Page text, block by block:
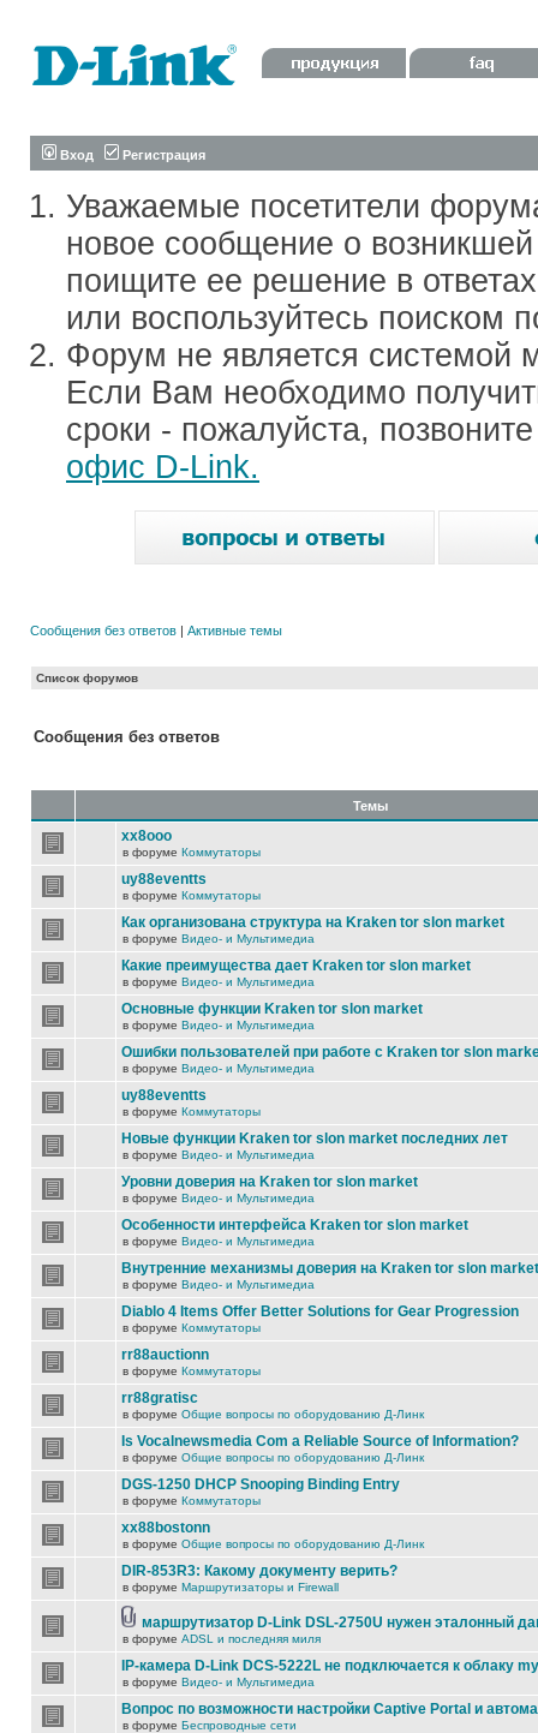
Вход Регистрация
Уважаемые посетители
новое сообщение о
поищите ее решение в
или воспользуйтесь поиском
Форум не является системой
Если Вам необходимо
сроки - пожалуйста,
офис D-Link.
Сообщения без ответов | Активные темы
Список форумов
Сообщения без ответов
Темы
xx8ooo
в форуме Коммутаторы
uy88eventts
в форуме Коммутаторы
Как организована структура на Kraken tor slon market
в форуме Видео- и Мультимедиа
Какие преимущества дает Kraken tor slon market
в форуме Видео- и Мультимедиа
Основные функции Kraken tor slon market
в форуме Видео- и Мультимедиа
Ошибки пользователей при работе с Kraken tor slon
в форуме Видео- и Мультимедиа
uy88eventts
в форуме Коммутаторы
Новые функции Kraken tor slon market последних лет
в форуме Видео- и Мультимедиа
Уровни доверия на Kraken tor slon market
в форуме Видео- и Мультимедиа
Особенности интерфейса Kraken tor slon market
в форуме Видео- и Мультимедиа
Внутренние механизмы доверия на Kraken tor slon market
в форуме Видео- и Мультимедиа
Diablo 4 Items Offer Better Solutions for Gear Progression
в форуме Коммутаторы
rr88auctionn
в форуме Коммутаторы
rr88gratisc
в форуме Общие вопросы по оборудованию Д-Линк
Is Vocalnewsmedia Com a Reliable Source of Information?
в форуме Общие вопросы по оборудованию Д-Линк
DGS-1250 DHCP Snooping Binding Entry
в форуме Коммутаторы
xx88bostonn
в форуме Общие вопросы по оборудованию Д-Линк
DIR-853R3: Какому документу верить?
в форуме Маршрутизаторы и Firewall
маршрутизатор D-Link DSL-2750U нужен эталонный
в форуме ADSL и последняя миля
IP-камера D-Link DCS-5222L не подключается к облаку
в форуме Видео- и Мультимедиа
Вопрос по возможности настройки Captive Portal и
в форуме Беспроводные сети